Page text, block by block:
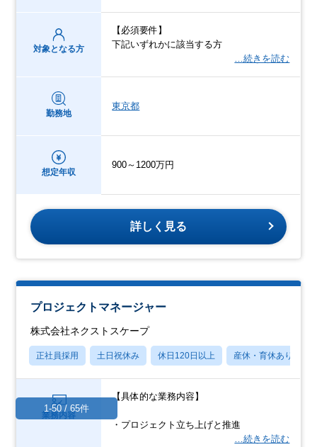
対象となる方
【必須要件】
下記いずれかに該当する方
…続きを読む
勤務地
東京都
想定年収
900～1200万円
詳しく見る
プロジェクトマネージャー
株式会社ネクストスケープ
正社員採用 土日祝休み 休日120日以上 産休・育休あり
業務内容
【具体的な業務内容】
・プロジェクト立ち上げと推進
…続きを読む
1-50 / 65件